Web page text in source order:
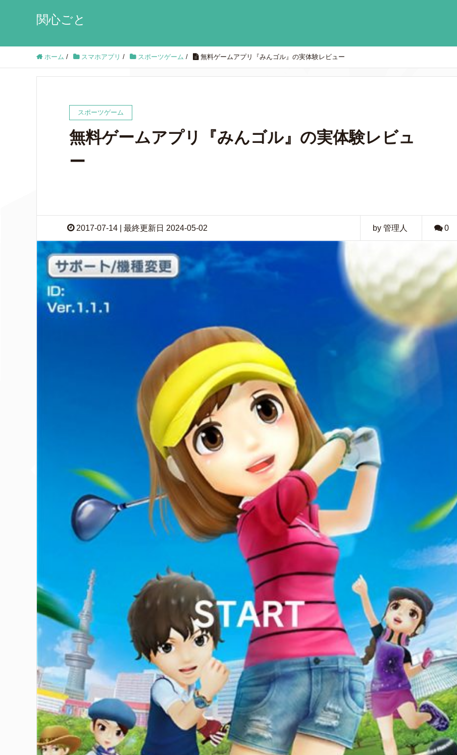
関心ごと
ホーム / スマホアプリ / スポーツゲーム / 無料ゲームアプリ『みんゴル』の実体験レビュー
スポーツゲーム
無料ゲームアプリ『みんゴル』の実体験レビュ
ー
2017-07-14 | 最終更新日 2024-05-02 by 管理人 0